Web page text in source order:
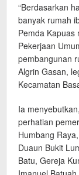
“Berdasarkan
banyak rumah
Pemda Kapuas
Pekerjaan
pembangunan
Algrin Gasan,
Kecamatan
Ia
perhatian
Humbang
Duaun Bukit
Batu, Gereja